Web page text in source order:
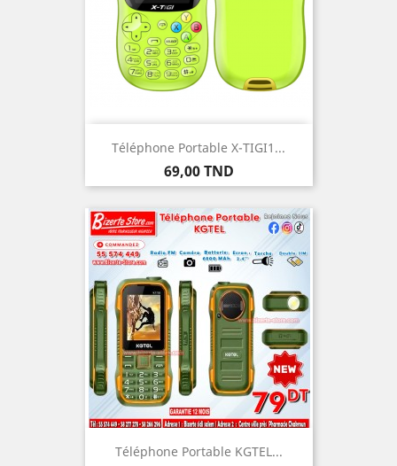
Téléphone Portable X-TIGI1...
Prix
69,00 TND
Téléphone Portable KGTEL...